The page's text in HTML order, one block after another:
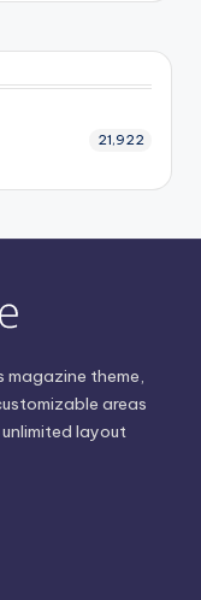
21,922
magazine theme,
areas
layout